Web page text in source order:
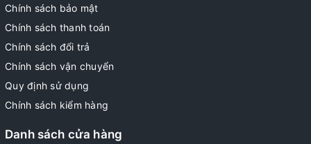
Chính sách bảo mật
Chính sách thanh toán
Chính sách đổi trả
Chính sách vận chuyển
Quy định sử dụng
Chính sách kiểm hàng
Danh sách cửa hàng